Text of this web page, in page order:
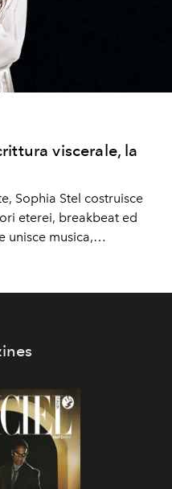
viscerale, la
Sophia Stel costruisce
eterei, breakbeat ed
unisce musica,